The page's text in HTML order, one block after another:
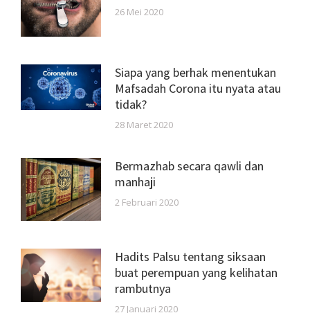
26 Mei 2020
Siapa yang berhak menentukan
Mafsadah Corona itu nyata atau
tidak?
28 Maret 2020
Bermazhab secara qawli dan
manhaji
2 Februari 2020
Hadits Palsu tentang siksaan
buat perempuan yang kelihatan
rambutnya
27 Januari 2020